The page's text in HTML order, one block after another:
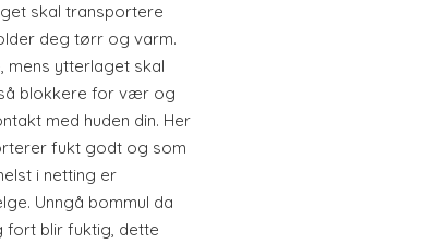
skal transportere
deg tørr og varm.
mens ytterlaget skal
blokkere for vær og
med huden din. Her
fukt godt og som
i netting er
Unngå bommul da
fort blir fuktig, dette